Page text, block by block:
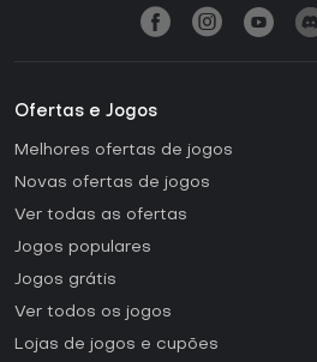
Ofertas e Jogos
Melhores ofertas de jogos
Novas ofertas de jogos
Ver todas as ofertas
Jogos populares
Jogos grátis
Ver todos os jogos
Lojas de jogos e cupões